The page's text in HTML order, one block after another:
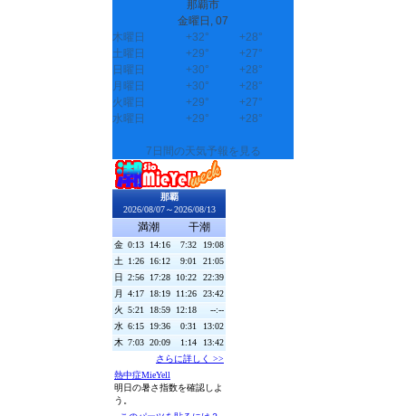
那覇市
金曜日, 07
木曜日
+32° +28°
土曜日
+29° +27°
日曜日
+30° +28°
月曜日
+30° +28°
火曜日
+29° +27°
水曜日
+29° +28°
7日間の天気予報を見る